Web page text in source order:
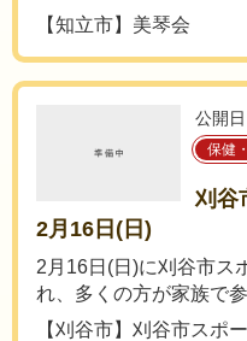
【知立市】美琴会
公開
保健
刈谷
2月16日(日)
2月16日(日)に刈谷市ス
れ、多くの方が家族で
【刈谷市】刈谷市スポ